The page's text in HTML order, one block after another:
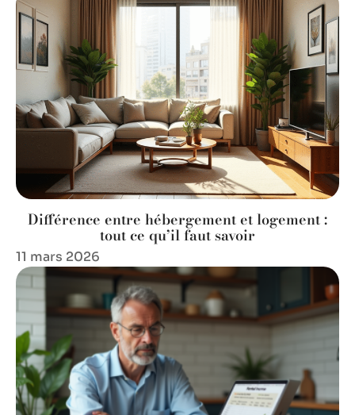
Différence entre hébergement et logement :
tout ce qu’il faut savoir
11 mars 2026